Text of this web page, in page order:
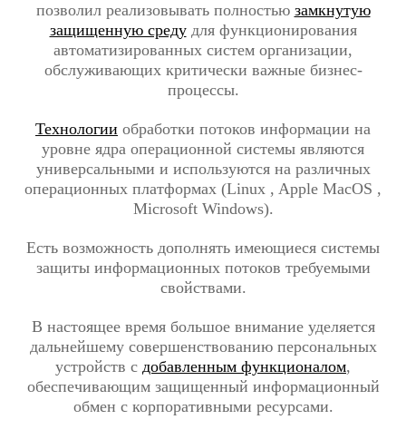
позволил реализовывать полностью замкнутую
защищенную средудля функционирования
автоматизированных систем организации,
обслуживающих критически важные бизнес-
процессы.
Технологии обработки потоков информации на
уровне ядра операционной системы являются
универсальными и используются на различных
операционных платформах (Linux , Apple MacOS ,
Microsoft Windows).
Есть возможность дополнять имеющиеся системы
защиты информационных потоков требуемыми
свойствами.
В настоящее время большое внимание уделяется
дальнейшему совершенствованию персональных
устройств с добавленным функционалом,
обеспечивающим защищенный информационный
обмен с корпоративными ресурсами.